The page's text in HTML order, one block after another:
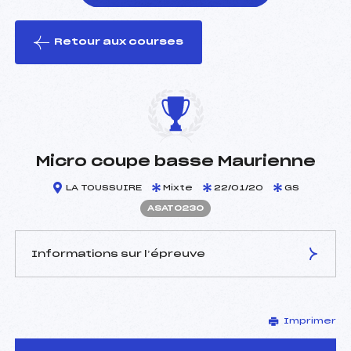
le ski
Retour aux courses
Micro coupe basse Maurienne
LA TOUSSUIRE Mixte 22/01/20 GS
ASAT0230
Informations sur l’épreuve
JONARD PATRICK (SA)
Arbitre :
PELLISSIER MARION (SA)
Imprimer